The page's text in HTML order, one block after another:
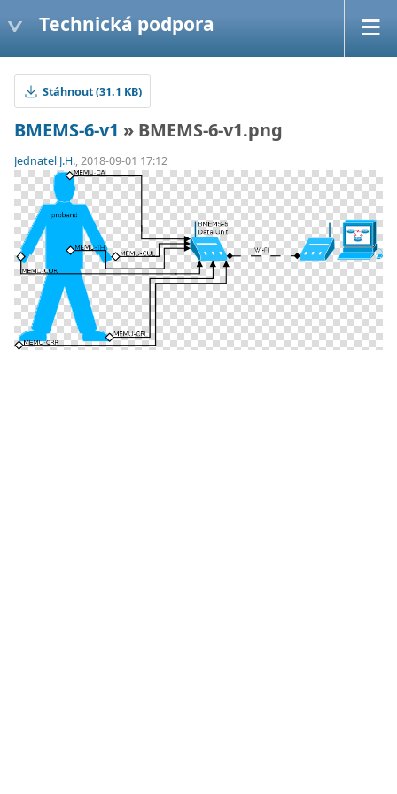
Technická podpora
Stáhnout (31.1 KB)
BMEMS-6-v1 » BMEMS-6-v1.png
Jednatel J.H., 2018-09-01 17:12